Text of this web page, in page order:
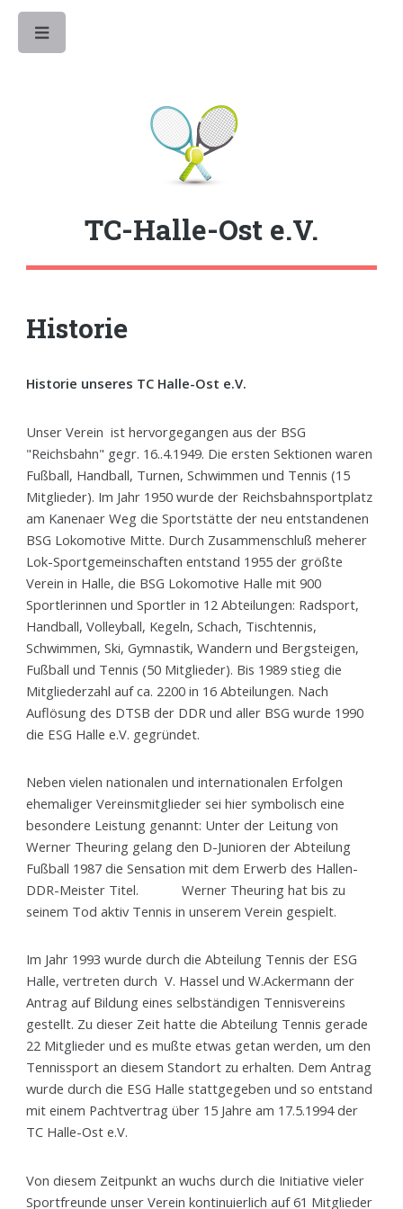
TC-Halle-Ost e.V.
Historie
Historie unseres TC Halle-Ost e.V.
Unser Verein ist hervorgegangen aus der BSG
"Reichsbahn" gegr. 16..4.1949. Die ersten Sektionen waren
Fußball, Handball, Turnen, Schwimmen und Tennis (15
Mitglieder). Im Jahr 1950 wurde der Reichsbahnsportplatz
am Kanenaer Weg die Sportstätte der neu entstandenen
BSG Lokomotive Mitte. Durch Zusammenschluß meherer
Lok-Sportgemeinschaften entstand 1955 der größte
Verein in Halle, die BSG Lokomotive Halle mit 900
Sportlerinnen und Sportler in 12 Abteilungen: Radsport,
Handball, Volleyball, Kegeln, Schach, Tischtennis,
Schwimmen, Ski, Gymnastik, Wandern und Bergsteigen,
Fußball und Tennis (50 Mitglieder). Bis 1989 stieg die
Mitgliederzahl auf ca. 2200 in 16 Abteilungen. Nach
Auflösung des DTSB der DDR und aller BSG wurde 1990
die ESG Halle e.V. gegründet.
Neben vielen nationalen und internationalen Erfolgen
ehemaliger Vereinsmitglieder sei hier symbolisch eine
besondere Leistung genannt: Unter der Leitung von
Werner Theuring gelang den D-Junioren der Abteilung
Fußball 1987 die Sensation mit dem Erwerb des Hallen-
DDR-Meister Titel. Werner Theuring hat bis zu
seinem Tod aktiv Tennis in unserem Verein gespielt.
Im Jahr 1993 wurde durch die Abteilung Tennis der ESG
Halle, vertreten durch V. Hassel und W.Ackermann der
Antrag auf Bildung eines selbständigen Tennisvereins
gestellt. Zu dieser Zeit hatte die Abteilung Tennis gerade
22 Mitglieder und es mußte etwas getan werden, um den
Tennissport an diesem Standort zu erhalten. Dem Antrag
wurde durch die ESG Halle stattgegeben und so entstand
mit einem Pachtvertrag über 15 Jahre am 17.5.1994 der
TC Halle-Ost e.V.
Von diesem Zeitpunkt an wuchs durch die Initiative vieler
Sportfreunde unser Verein kontinuierlich auf 61 Mitglieder